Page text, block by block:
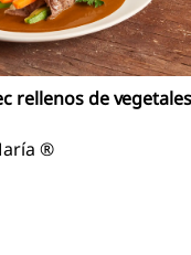
rellenos de
®